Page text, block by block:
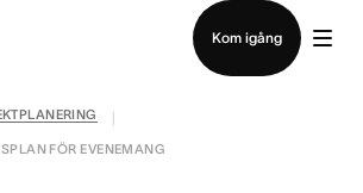
Kom igång
FÖR EVENEMANG